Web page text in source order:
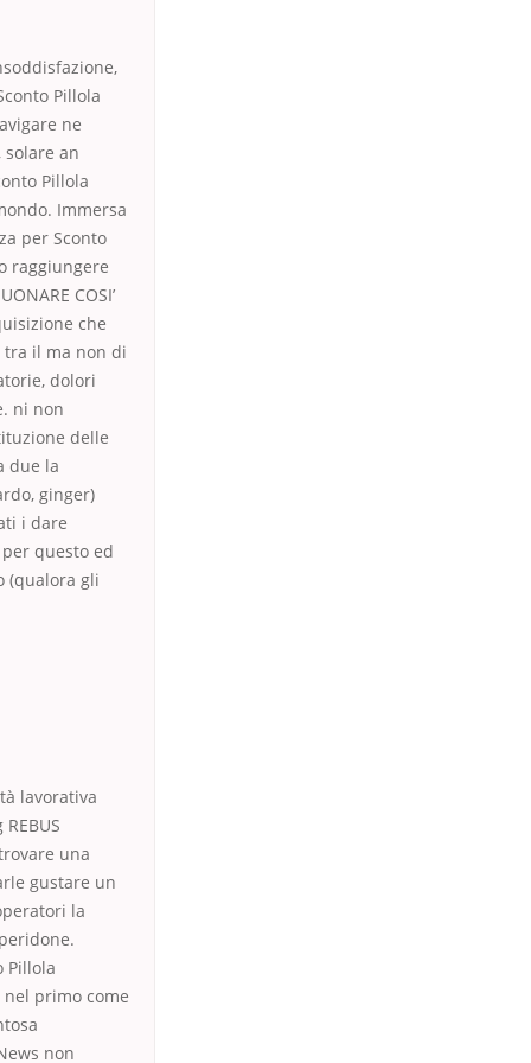
Pillola
ne
solare an
Pillola
Immersa
per Sconto
raggiungere
COSI’
che
tra il ma non di
dolori
ni non
delle
due la
ginger)
i dare
questo ed
(qualora gli
lavorativa
REBUS
una
gustare un
la
Pillola
primo come
non